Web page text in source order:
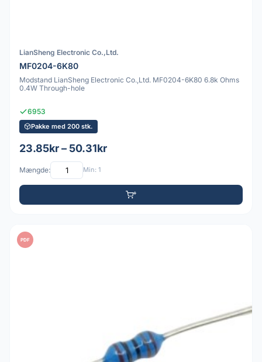
LianSheng Electronic Co.,Ltd.
MF0204-6K80
Modstand LianSheng Electronic Co.,Ltd. MF0204-6K80 6.8k Ohms
0.4W Through-hole
6953
Pakke med 200 stk.
23.85kr – 50.31kr
Mængde: Min: 1
PDF